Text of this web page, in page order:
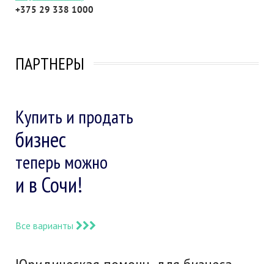
+375 29 338 1000
ПАРТНЕРЫ
Купить и продать
бизнес
теперь можно
и в Сочи!
Все варианты